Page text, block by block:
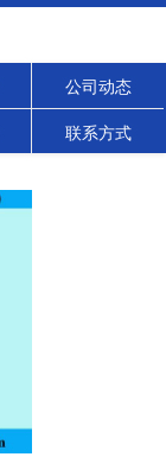
公司动态
联系方式